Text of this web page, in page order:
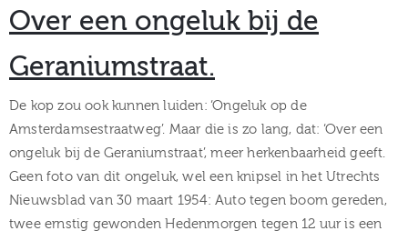
Activiteiten
Verhalen
Zuilen
Over een ongeluk bij de
Geraniumstraat.
De kop zou ook kunnen luiden: ‘Ongeluk op de
Amsterdamsestraatweg’. Maar die is zo lang, dat: ‘Over een
ongeluk bij de Geraniumstraat’, meer herkenbaarheid geeft.
Geen foto van dit ongeluk, wel een knipsel in het Utrechts
Nieuwsblad van 30 maart 1954: Auto tegen boom gereden,
twee ernstig gewonden Hedenmorgen tegen 12 uur is een